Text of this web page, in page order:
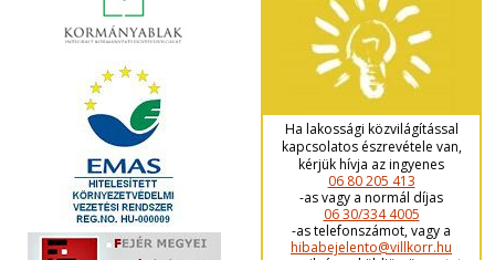
Ha lakossági közvilágítással
kapcsolatos észrevétele van,
kérjük hívja az ingyenes
06 80 205 413
-as vagy a normál díjas
06 30/334 4005
-as telefonszámot, vagy a
hibabejelento@villkorr.hu